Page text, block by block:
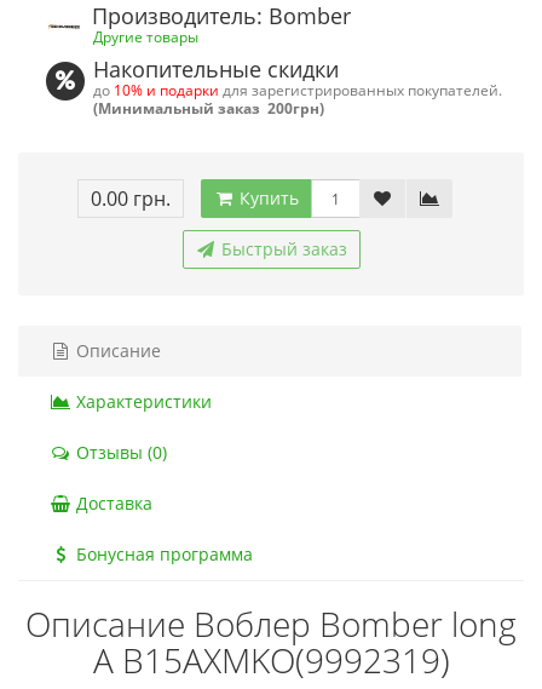
Производитель: Bomber
Другие товары
Накопительные скидки
до 10% и подарки для зарегистрированных покупателей.
(Минимальный заказ 200грн)
0.00 грн. Купить
Быстрый заказ
Описание
Характеристики
Отзывы (0)
Доставка
Бонусная программа
Описание Воблер Bomber long
A B15AXMKO(9992319)